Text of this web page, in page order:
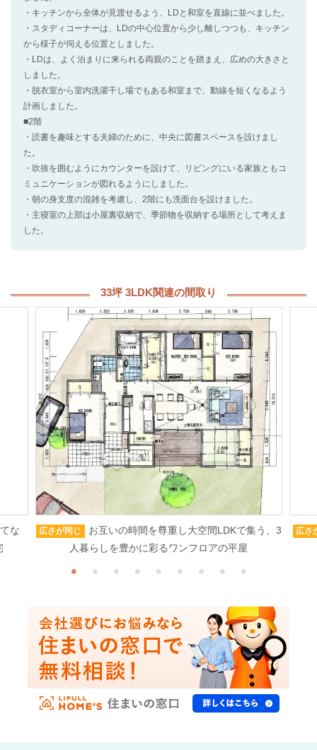
・キッチンから全体が見渡せるよう、LDと和室を直線に並べました。
・スタディコーナーは、LDの中心位置から少し離しつつも、キッチン
から様子が伺える位置としました。
・LDは、よく泊まりに来られる両親のことを踏まえ、広めの大きさと
しました。
・脱衣室から室内洗濯干し場でもある和室まで、動線を短くなるよう
計画しました。
■2階
・読書を趣味とする夫婦のために、中央に図書スペースを設けまし
た。
・吹抜を囲むようにカウンターを設けて、リビングにいる家族ともコ
ミュニケーションが図れるようにしました。
・朝の身支度の混雑を考慮し、2階にも洗面台を設けました。
・主寝室の上部は小屋裏収納で、季節物を収納する場所として考えま
した。
33坪 3LDK関連の間取り
な
広さが同じ
お互いの時間を尊重し大空間LDKで集う、3
人暮らしを豊かに彩るワンフロアの平屋
広さ